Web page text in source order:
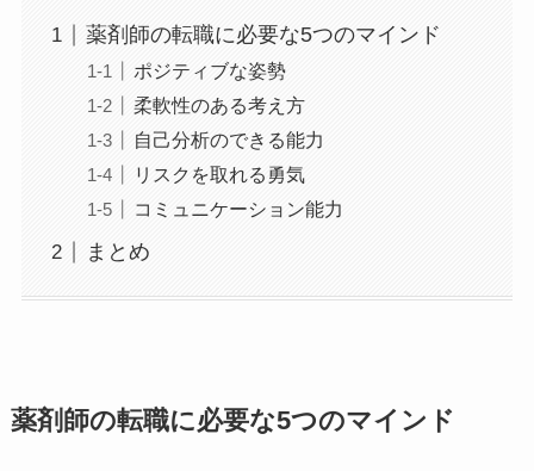
薬剤師の転職に必要な5つのマインド
ポジティブな姿勢
柔軟性のある考え方
自己分析のできる能力
リスクを取れる勇気
コミュニケーション能力
まとめ
薬剤師の転職に必要な5つのマインド